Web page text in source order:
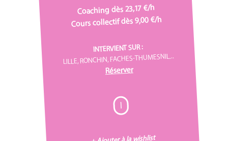
Coaching dès 23,17 €/h
Cours collectif dès 9,00 €/h
INTERVIENT SUR :
LILLE, RONCHIN, FACHES-THUMESNIL...
Réserver
I